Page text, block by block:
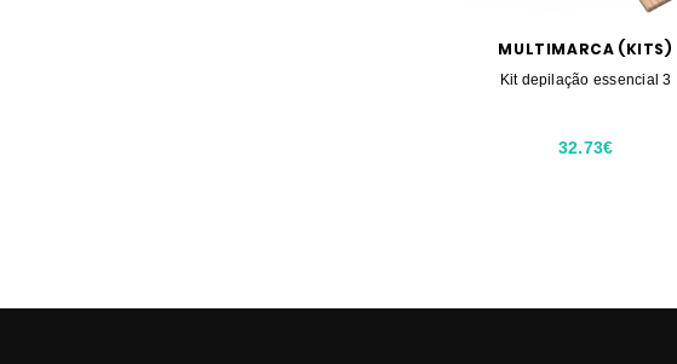
MULTIMARCA (KITS)
Kit depilação essencial 3
32.73€